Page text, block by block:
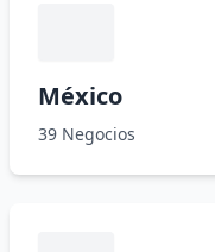
México
39 Negocios